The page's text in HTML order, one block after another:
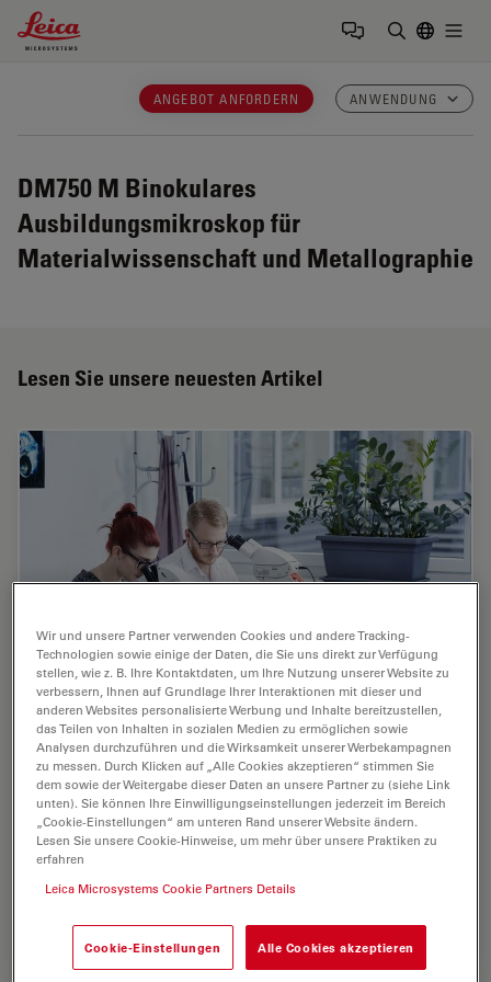
Leica Microsystems Logo
ANGEBOT ANFORDERN ANWENDUNG
DM750 M Binokulares
Ausbildungsmikroskop für
Materialwissenschaft und Metallographie
Lesen Sie unsere neuesten Artikel
Digital Classroom Options
As teachers, you know your big challenge is to catch
and keep the students’ attention and the best chance
for this is by making the environment interactive. In the
Jul 09, 2019 Webinar Digitale Mikroskopie
Wir und unsere Partner verwenden Cookies und andere Tracking-
Technologien sowie einige der Daten, die Sie uns direkt zur Verfügung
stellen, wie z. B. Ihre Kontaktdaten, um Ihre Nutzung unserer Website zu
verbessern, Ihnen auf Grundlage Ihrer Interaktionen mit dieser und
anderen Websites personalisierte Werbung und Inhalte bereitzustellen,
das Teilen von Inhalten in sozialen Medien zu ermöglichen sowie
Analysen durchzuführen und die Wirksamkeit unserer Werbekampagnen
zu messen. Durch Klicken auf „Alle Cookies akzeptieren“ stimmen Sie
dem sowie der Weitergabe dieser Daten an unsere Partner zu (siehe Link
unten). Sie können Ihre Einwilligungseinstellungen jederzeit im Bereich
„Cookie-Einstellungen“ am unteren Rand unserer Website ändern.
Lesen Sie unsere Cookie-Hinweise, um mehr über unsere Praktiken zu
erfahren
Leica Microsystems Cookie Partners Details
Cookie-Einstellungen Alle Cookies akzeptieren